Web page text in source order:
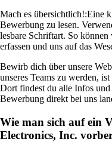
Mach es übersichtlich!:Eine
Bewerbung zu lesen.
lesbare Schriftart. So
erfassen und uns auf das
Bewirb dich über unsere
unseres Teams zu werden,
Dort findest du alle Infos und
Bewerbung direkt bei uns
Wie man sich auf ein
Electronics, Inc.